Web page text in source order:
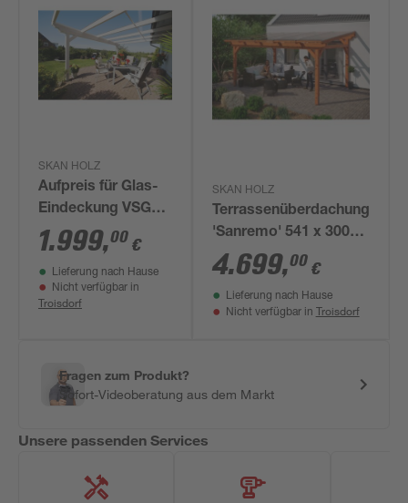
SKAN HOLZ
Aufpreis für Glas-
Eindeckung VSG10
mm 434 x 300 cm
1.999,00 €
Lieferung nach Hause
Nicht verfügbar in
Troisdorf
SKAN HOLZ
Terrassenüberdachung
'Sanremo' 541 x 300
cm Leimholz
Doppelstegplatten
Eiche hell
4.699,00€
Lieferung nach Hause
Nicht verfügbar in Troisdorf
Fragen zum Produkt?
Sofort-Videoberatung aus dem Markt
Unsere passenden Services